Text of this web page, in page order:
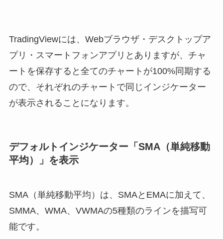
TradingViewには、Webブラウザ・デスクトップア
プリ・スマートフォンアプリとありますが、チャ
ートを保存すると全てのチャートが100%同期する
ので、それぞれのチャートで同じインジケーター
が表示されることになります。
デフォルトインジケーター「SMA（単純移動
平均）」を表示
SMA（単純移動平均）は、SMAとEMAに加えて、
SMMA、WMA、VWMAの5種類のラインを描写可
能です。